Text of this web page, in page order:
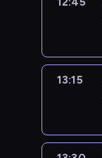
13:15